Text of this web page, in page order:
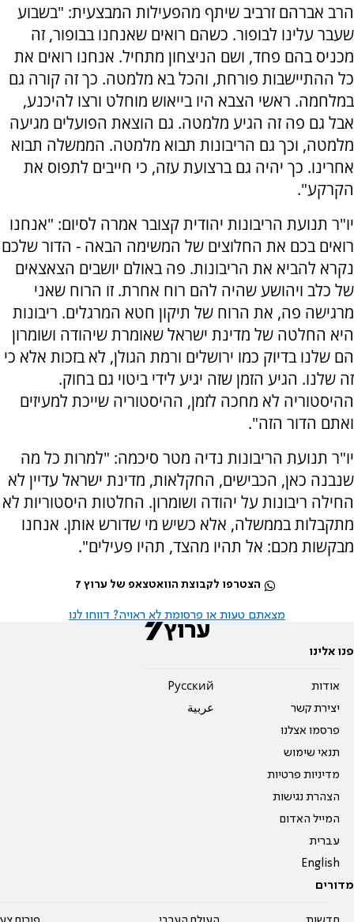
הרב אברהם זרביב שיתף מהפעילות המבצעית: "בשבוע
שעבר עלינו לבופור. כשהם רואים שאנחנו בבופור, זה
מכניס בהם פחד, ושם הניצחון מתחיל. אנחנו רואים את
כל ההתיישבות פורחת, והכל בא מלמטה. כך זה קורה גם
במלחמה. ראשי הצבא היו בייאוש מוחלט ורצו להיכנע,
אבל גם פה זה הגיע מלמטה. גם הוצאת הפועלים מגיעה
מלמטה, וכך גם הריבונות תבוא מלמטה. הממשלה תבוא
אחרינו. כך יהיה גם ברצועת עזה, כי חייבים לתפוס את
הקרקע".
יו"ר תנועת הריבונות יהודית קצובר אמרה לסיום: "אנחנו
רואים בכם את החלוצים של המשימה הבאה - הדור שלכם
נקרא להביא את הריבונות. פה באולם יושבים הצאצאים
של כלב ויהושע שהיה להם רוח אחרת. זו הרוח שאני
מרגישה פה, את הרוח של תיקון חטא המרגלים. ריבונות
היא החלטה של מדינת ישראל שאומרת שיהודה ושומרון
הם שלנו בדיוק כמו ירושלים ורמת הגולן, לא בזכות אלא כי
זה שלנו. הגיע הזמן שזה יגיע לידי ביטוי גם בחוק.
ההיסטוריה לא מחכה לזמן, ההיסטוריה שייכת למעיזים
ואתם הדור הזה".
יו"ר תנועת הריבונות נדיה מטר סיכמה: "למרות כל מה
שנבנה כאן, הכבישים, החקלאות, מדינת ישראל עדיין לא
החילה ריבונות על יהודה ושומרון. החלטות היסטוריות לא
מתקבלות בממשלה, אלא כשיש מי שדורש אותן. אנחנו
מבקשות מכם: אל תהיו מהצד, תהיו פעילים".
הצטרפו לקבוצת הוואטצאפ של ערוץ 7
מצאתם טעות או פרסומת לא ראויה? דווחו לנו
פנו אלינו
אודות
יצירת קשר
פרסמו אצלנו
תנאי שימוש
מדיניות פרטיות
הצהרת נגישות
המייל האדום
עברית
English
Pусский
عربية
מדורים